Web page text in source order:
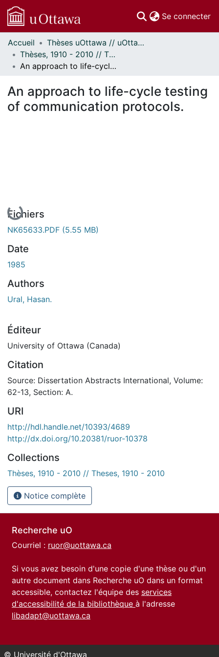
Se connecter
Communautés
et collections
Parcourir
À propos
Accueil
Thèses uOttawa // uOttawa Theses
Thèses, 1910 - 2010 // Theses, 1910 - 2010
An approach to life-cycle testing of communication protocols.
An approach to life-cycle testing
of communication protocols.
Fichiers
NK65633.PDF (5.55 MB)
Date
1985
Authors
Ural, Hasan.
Éditeur
University of Ottawa (Canada)
Citation
Source: Dissertation Abstracts International, Volume:
62-13, Section: A.
URI
http://hdl.handle.net/10393/4689
http://dx.doi.org/10.20381/ruor-10378
Collections
Thèses, 1910 - 2010 // Theses, 1910 - 2010
Notice complète
Recherche uO
Courriel : ruor@uottawa.ca
Si vous avez besoin d'une copie d'une thèse ou d'un
autre document dans Recherche uO dans un format
accessible, contactez l'équipe des services
d'accessibilité de la bibliothèque à l'adresse
libadapt@uottawa.ca
© Université d'Ottawa